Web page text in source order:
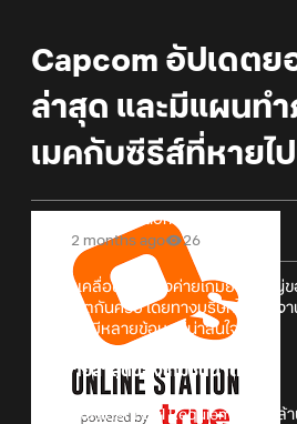
Capcom อัปเดตย
ล่าสุด และมีแผนท
เมคกับซีรีส์ที่หายไ
Online Station
2 months ago
26
มีความเคลื่อนไหวของค่ายเกมยักษ์ให
มาอัปเดตกันครับ โดยทางบริษัทได้รายง
ล่าสุด ซึ่งมีหลายข้อมูลที่น่าสนใจดังนี้
ยอดขายล่าสุดของเกมชั้นนำต่าง ๆ
Resident Evil Requiem - 6.91 ล้